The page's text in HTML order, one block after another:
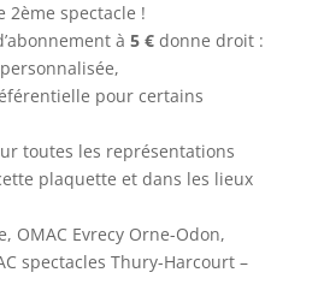
2ème spectacle !
à 5 €donne droit :
pour certains
toutes les représentations
plaquette et dans les lieux
OMAC Evrecy Orne-Odon,
spectacles Thury-Harcourt –